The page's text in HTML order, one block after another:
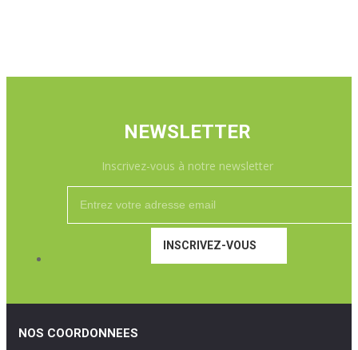
NEWSLETTER
Inscrivez-vous à notre newsletter
INSCRIVEZ-VOUS
NOS COORDONNEES